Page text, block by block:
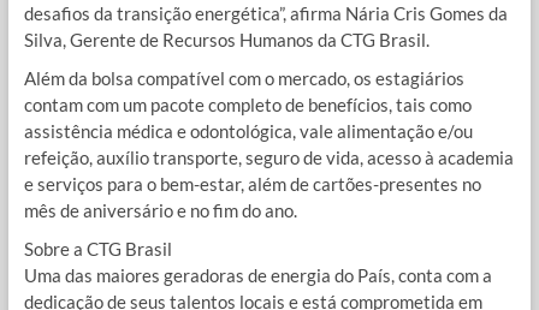
desafios da transição energética”, afirma Nária Cris Gomes da
Silva, Gerente de Recursos Humanos da CTG Brasil.
Além da bolsa compatível com o mercado, os estagiários
contam com um pacote completo de benefícios, tais como
assistência médica e odontológica, vale alimentação e/ou
refeição, auxílio transporte, seguro de vida, acesso à academia
e serviços para o bem-estar, além de cartões-presentes no
mês de aniversário e no fim do ano.
Sobre a CTG Brasil
Uma das maiores geradoras de energia do País, conta com a
dedicação de seus talentos locais e está comprometida em